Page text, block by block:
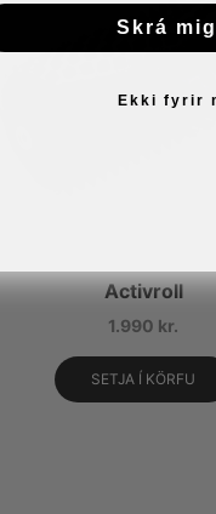
Activroll
1.990 kr.
SETJA Í KÖRFU
Skrá
Ekki fyrir